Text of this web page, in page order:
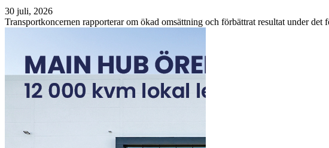
30 juli, 2026
Transportkoncernen rapporterar om ökad omsättning och förbättrat resultat under